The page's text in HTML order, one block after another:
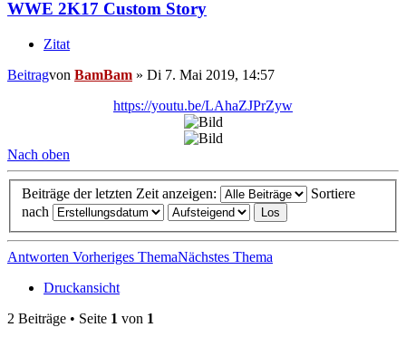
WWE 2K17 Custom Story
Zitat
Beitragvon BamBam » Di 7. Mai 2019, 14:57
https://youtu.be/LAhaZJPrZyw
Nach oben
Beiträge der letzten Zeit anzeigen:
Sortiere
nach
Antworten Vorheriges ThemaNächstes Thema
Druckansicht
2 Beiträge • Seite 1 von 1